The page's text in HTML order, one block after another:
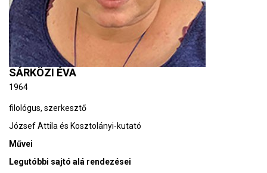
SÁRKÖZI ÉVA
1964
filológus, szerkesztő
József Attila és Kosztolányi-kutató
Művei
Legutóbbi sajtó alá rendezései